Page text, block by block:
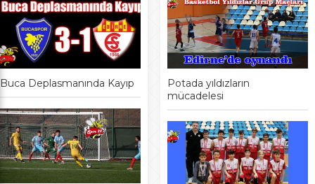
Buca Deplasmanında Kayıp
Potada yıldızların
mücadelesi